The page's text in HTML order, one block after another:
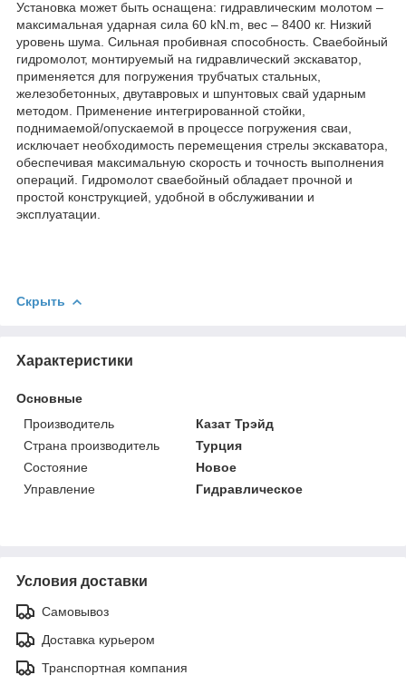
Установка может быть оснащена: гидравлическим молотом –
максимальная ударная сила 60 kN.m, вес – 8400 кг. Низкий
уровень шума. Сильная пробивная способность. Сваебойный
гидромолот, монтируемый на гидравлический экскаватор,
применяется для погружения трубчатых стальных,
железобетонных, двутавровых и шпунтовых свай ударным
методом. Применение интегрированной стойки,
поднимаемой/опускаемой в процессе погружения сваи,
исключает необходимость перемещения стрелы экскаватора,
обеспечивая максимальную скорость и точность выполнения
операций. Гидромолот сваебойный обладает прочной и
простой конструкцией, удобной в обслуживании и
эксплуатации.
Скрыть
Характеристики
Основные
Производитель
Казат Трэйд
Страна производитель
Турция
Состояние
Новое
Управление
Гидравлическое
Условия доставки
Самовывоз
Доставка курьером
Транспортная компания